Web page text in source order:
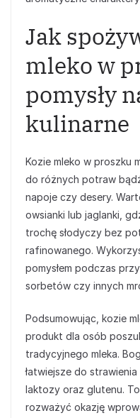
Jak
mleko w
pomysły
kulinarne
Kozie mleko w proszku
do różnych potraw
napoje czy desery.
owsianki lub jaglanki,
trochę słodyczy bez
rafinowanego.
pomysłem podczas
sorbetów czy innych
Podsumowując, kozie
produkt dla osób
tradycyjnego mleka.
łatwiejsze do
laktozy oraz glutenu.
rozważyć okazję